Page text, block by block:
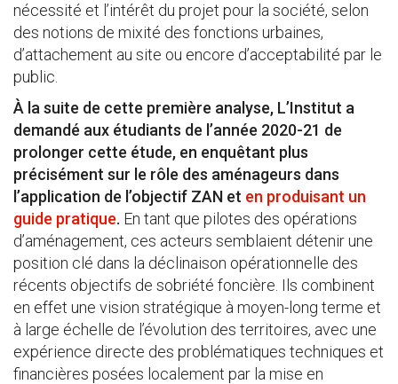
nécessité et l’intérêt du projet pour la société, selon
des notions de mixité des fonctions urbaines,
d’attachement au site ou encore d’acceptabilité par le
public.
À la suite de cette première analyse, L’Institut a
demandé aux étudiants de l’année 2020-21 de
prolonger cette étude, en enquêtant plus
précisément sur le rôle des aménageurs dans
l’application de l’objectif ZAN et en produisant un
guide pratique. En tant que pilotes des opérations
d’aménagement, ces acteurs semblaient détenir une
position clé dans la déclinaison opérationnelle des
récents objectifs de sobriété foncière. Ils combinent
en effet une vision stratégique à moyen-long terme et
à large échelle de l’évolution des territoires, avec une
expérience directe des problématiques techniques et
financières posées localement par la mise en